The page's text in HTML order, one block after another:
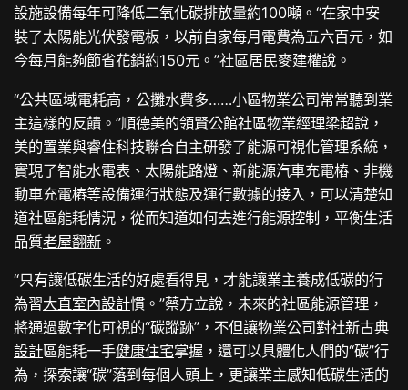
設施設備每年可降低二氧化碳排放量約100噸。“在家中安
裝了太陽能光伏發電板，以前自家每月電費為五六百元，如
今每月能夠節省花銷約150元。”社區居民麥建權說。
“公共區域電耗高，公攤水費多……小區物業公司常常聽到業
主這樣的反饋。”順德美的領賢公館社區物業經理梁超說，
美的置業與睿住科技聯合自主研發了能源可視化管理系統，
實現了智能水電表、太陽能路燈、新能源汽車充電樁、非機
動車充電樁等設備運行狀態及運行數據的接入，可以清楚知
道社區能耗情況，從而知道如何去進行能源控制，平衡生活
品質老屋翻新 。
“只有讓低碳生活的好處看得見，才能讓業主養成低碳的行
為習大直室內設計慣。”蔡方立說，未來的社區能源管理，
將通過數字化可視的“碳蹤跡”，不但讓物業公司對社新古典
設計區能耗一手健康住宅掌握，還可以具體化人們的“碳”行
為，探索讓“碳”落到每個人頭上，更讓業主感知低碳生活的